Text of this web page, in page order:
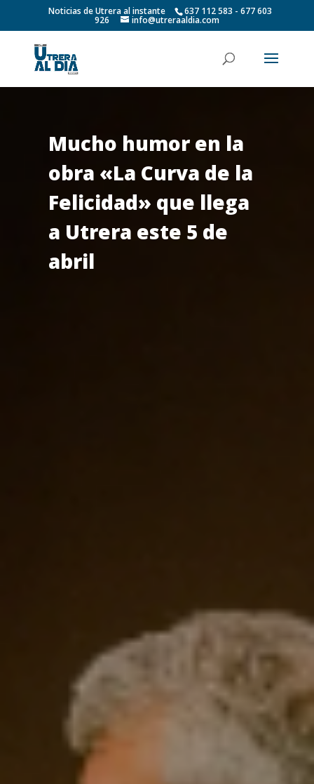
Noticias de Utrera al instante 637 112 583 - 677 603
926 info@utreraaldia.com
Mucho humor en la
obra «La Curva de la
Felicidad» que llega
a Utrera este 5 de
abril